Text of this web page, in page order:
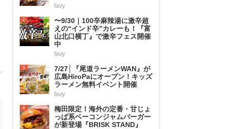
favy
2
〜9/30｜100辛麻辣湯に激辛超
えの“インド辛”カレーも！『富
山北口横丁』で激辛フェス開催
中
favy
3
7/27│『尾道ラーメンWAN』が
広島HiroPaにオープン！キッズ
ラーメン無料イベント開催
favy
4
梅田限定！海外の定番・甘じょ
っぱ系ベーコンジャムバーガー
が新登場『BRISK STAND』